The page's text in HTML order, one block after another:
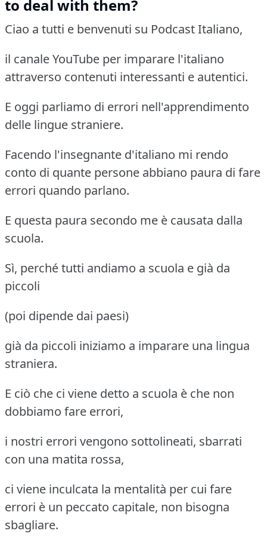
to deal with them?
Ciao a tutti e benvenuti su Podcast Italiano,
il canale YouTube per imparare l'italiano
attraverso contenuti interessanti e autentici.
E oggi parliamo di errori nell'apprendimento
delle lingue straniere.
Facendo l'insegnante d'italiano mi rendo
conto di quante persone abbiano paura di fare
errori quando parlano.
E questa paura secondo me è causata dalla
scuola.
Sì, perché tutti andiamo a scuola e già da
piccoli
(poi dipende dai paesi)
già da piccoli iniziamo a imparare una lingua
straniera.
E ciò che ci viene detto a scuola è che non
dobbiamo fare errori,
i nostri errori vengono sottolineati, sbarrati
con una matita rossa,
ci viene inculcata la mentalità per cui fare
errori è un peccato capitale, non bisogna
sbagliare.